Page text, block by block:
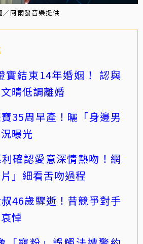
／阿爾發音樂提供
實結束14年婚姻！ 認與
晴低調離婚
35周早產！曬「身邊男
曝光
確認愛意深情熱吻！網
」細看舌吻過程
46歲驟逝！昔競爭對手
悼